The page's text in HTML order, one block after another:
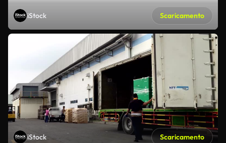
iStock Scaricamento
iStock Scaricamento